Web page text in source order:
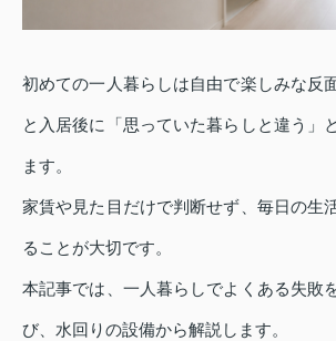
初めての一人暮らしは自由で楽しみな反
と入居後に「思っていた暮らしと違う」
ます。
家賃や見た目だけで判断せず、毎日の生
ることが大切です。
本記事では、一人暮らしでよくある失敗
び、水回りの設備から解説します。